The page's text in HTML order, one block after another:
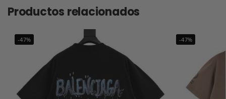
Productos relacionados
-47% -47%